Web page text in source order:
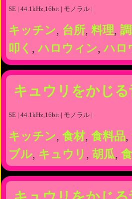
SE | 44.1kHz,16bit | モノラル |
キッチン, 台所, 料理,
叩く ,ハロウィン,ハロ
キュウリをかじる
SE | 44.1kHz,16bit | モノラル |
キッチン, 食材, 食料品,
ブル, キュウリ , 胡瓜,